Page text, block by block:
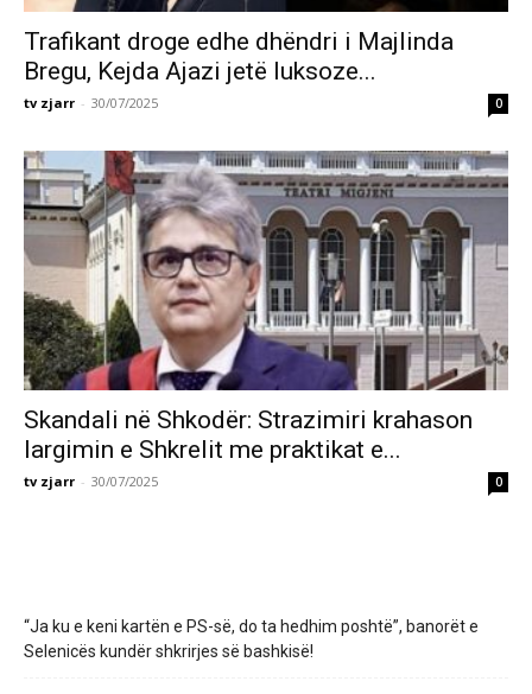
Trafikant droge edhe dhëndri i Majlinda
Bregu, Kejda Ajazi jetë luksoze...
tv zjarr - 30/07/2025 0
Skandali në Shkodër: Strazimiri krahason
largimin e Shkrelit me praktikat e...
tv zjarr - 30/07/2025 0
“Ja ku e keni kartën e PS-së, do ta hedhim poshtë”, banorët e
Selenicës kundër shkrirjes së bashkisë!